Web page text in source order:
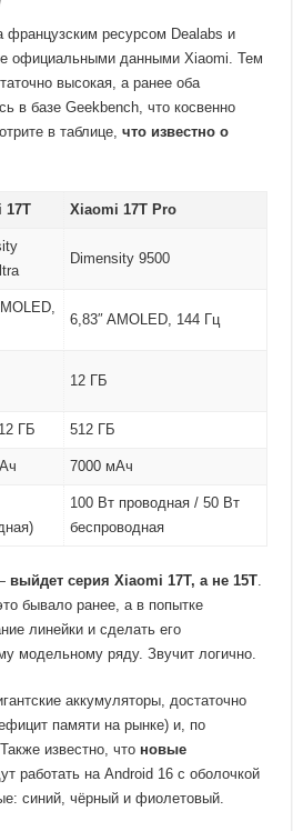
французским ресурсом Dealabs и
официальными данными Xiaomi. Тем
высокая, а ранее оба
в базе Geekbench, что косвенно
в таблице,что известно о
17T Xiaomi 17T Pro
Dimensity 9500
6,83″ AMOLED, 144 Гц
12 ГБ
ГБ 512 ГБ
7000 мАч
100 Вт проводная / 50 Вт
беспроводная
выйдет серия Xiaomi 17T, а не 15T
бывало ранее, а в попытке
линейки и сделать его
модельному ряду. Звучит логично.
аккумуляторы, достаточно
памяти на рынке) и, по
известно, что новые
работать на Android 16 с оболочкой
синий, чёрный и фиолетовый.